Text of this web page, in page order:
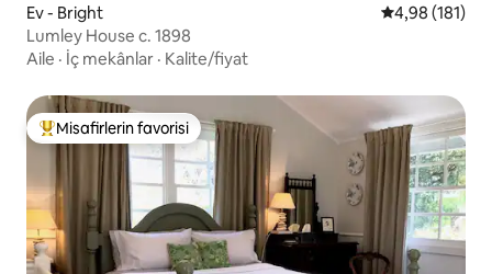
Ev - Bright 5 üzerinden
4,98 (181)
Lumley House c. 1898
Aile · İç mekânlar · Kalite/fiyat
Misafirlerin favorilerinden en beğenilenler arasında
Misafirlerin favorisi